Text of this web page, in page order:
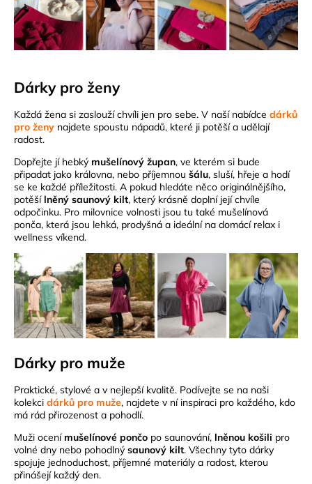
Dárky pro ženy
Každá žena si zaslouží chvíli jen pro sebe. V naší nabídce dárků
pro ženy najdete spoustu nápadů, které ji potěší a udělají
radost.
Dopřejte jí hebký mušelínový župan, ve kterém si bude
připadat jako královna, nebo příjemnou šálu, sluší, hřeje a hodí
se ke každé příležitosti. A pokud hledáte něco originálnějšího,
potěší lněný saunový kilt, který krásně doplní její chvíle
odpočinku. Pro milovnice volnosti jsou tu také mušelínová
ponča, která jsou lehká, prodyšná a ideální na domácí relax i
wellness víkend.
Dárky pro muže
Praktické, stylové a v nejlepší kvalitě. Podívejte se na naši
kolekci dárků pro muže, najdete v ní inspiraci pro každého, kdo
má rád přirozenost a pohodlí.
Muži ocenímušelínové pončo po saunování, lněnou košili pro
volné dny nebo pohodlný saunový kilt. Všechny tyto dárky
spojuje jednoduchost, příjemné materiály a radost, kterou
přinášejí každý den.